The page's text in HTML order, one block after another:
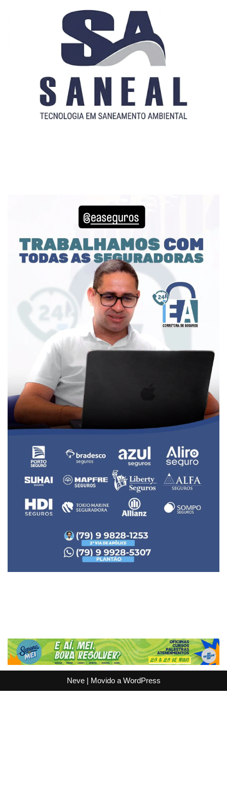
Neve| Movido a WordPress